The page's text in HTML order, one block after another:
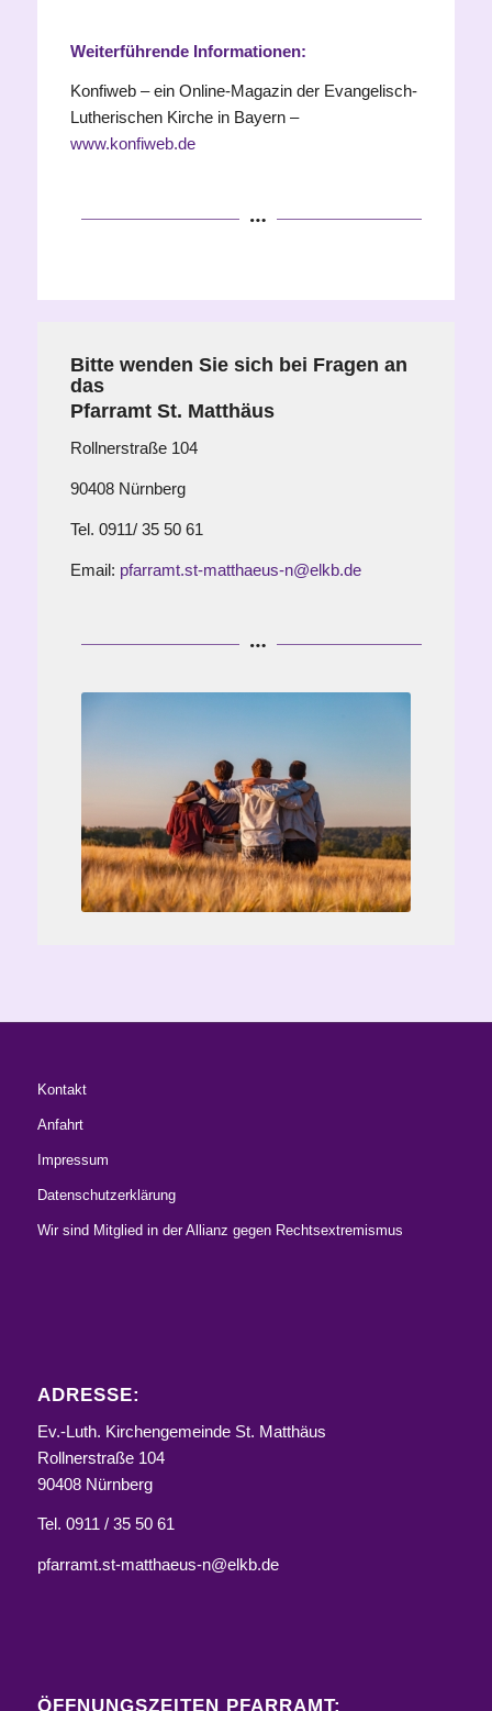
Weiterführende Informationen:
Konfiweb – ein Online-Magazin der Evangelisch-
Lutherischen Kirche in Bayern –
www.konfiweb.de
Bitte wenden Sie sich bei Fragen an
das
Pfarramt St. Matthäus
Rollnerstraße 104
90408 Nürnberg
Tel. 0911/ 35 50 61
Email: pfarramt.st-matthaeus-n@elkb.de
Kontakt
Anfahrt
Impressum
Datenschutzerklärung
Wir sind Mitglied in der Allianz gegen Rechtsextremismus
ADRESSE:
Ev.-Luth. Kirchengemeinde St. Matthäus
Rollnerstraße 104
90408 Nürnberg
Tel. 0911 / 35 50 61
pfarramt.st-matthaeus-n@elkb.de
ÖFFNUNGSZEITEN PFARRAMT: